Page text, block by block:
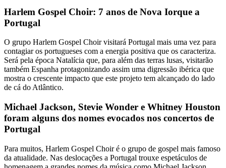
Harlem Gospel Choir: 7 anos de Nova Iorque a
Portugal
O grupo Harlem Gospel Choir visitará Portugal mais uma vez para
contagiar os portugueses com a energia positiva que os caracteriza.
Será pela época Natalícia que, para além das terras lusas, visitarão
também Espanha protagonizando assim uma digressão ibérica que
mostra o crescente impacto que este projeto tem alcançado do lado
de cá do Atlântico.
Michael Jackson, Stevie Wonder e Whitney Houston
foram alguns dos nomes evocados nos concertos de
Portugal
Para muitos, Harlem Gospel Choir é o grupo de gospel mais famoso
da atualidade. Nas deslocações a Portugal trouxe espetáculos de